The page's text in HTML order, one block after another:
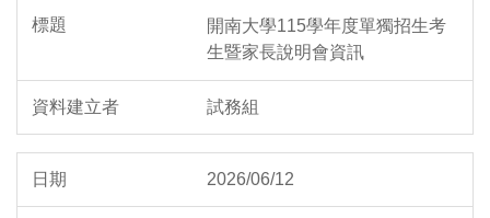
開南大學115學年度單獨招生考
生暨家長說明會資訊
試務組
2026/06/12